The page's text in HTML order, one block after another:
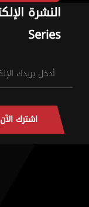
Series
اشترك الآن